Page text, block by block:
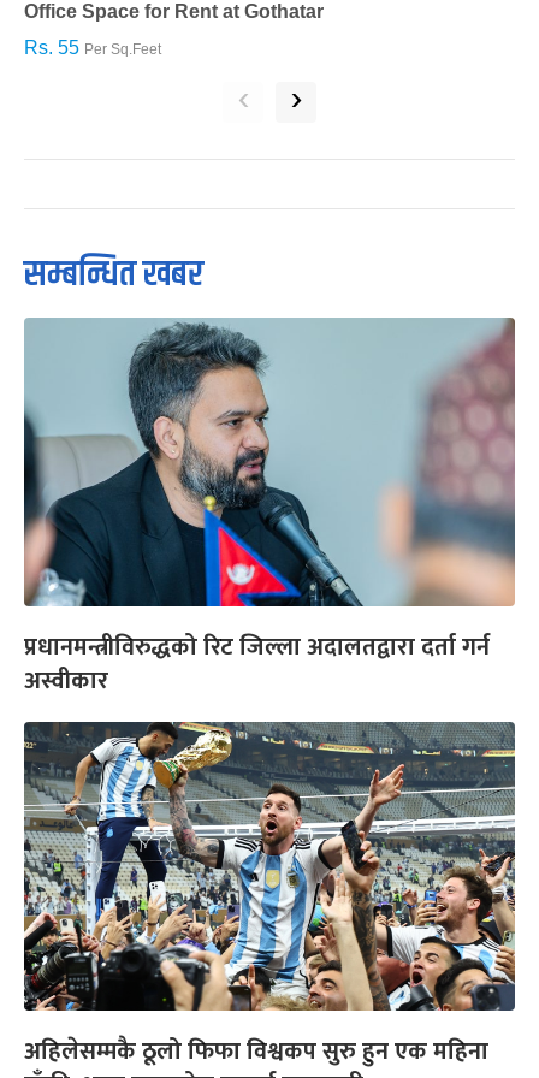
Office Space for Rent at Gothatar
Rs. 55 Per Sq.Feet
‹ ›
सम्बन्धित खबर
प्रधानमन्त्रीविरुद्धको रिट जिल्ला अदालतद्वारा दर्ता गर्न
अस्वीकार
अहिलेसम्मकै ठूलो फिफा विश्वकप सुरु हुन एक महिना